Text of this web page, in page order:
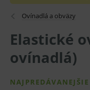
Ovínadlá a obväzy
Elastické
ovínadlá)